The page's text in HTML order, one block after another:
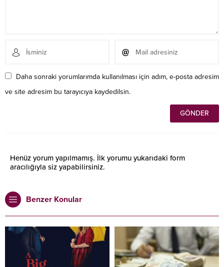
Daha sonraki yorumlarımda kullanılması için adım, e-posta adresim
ve site adresim bu tarayıcıya kaydedilsin.
Henüz yorum yapılmamış. İlk yorumu yukarıdaki form
aracılığıyla siz yapabilirsiniz.
Benzer Konular